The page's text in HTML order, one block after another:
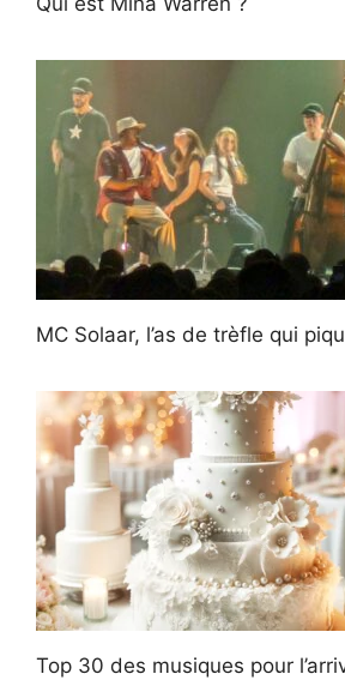
MC Solaar, l’as de trèfle qui
Top 30 des musiques pour